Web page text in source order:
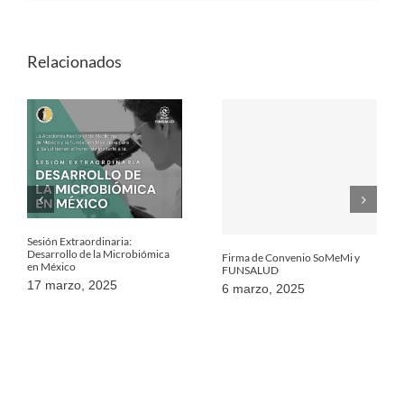
Relacionados
Sesión Extraordinaria:
Desarrollo de la Microbiómica
en México
17 marzo, 2025
Firma de Convenio SoMeMi y
FUNSALUD
6 marzo, 2025